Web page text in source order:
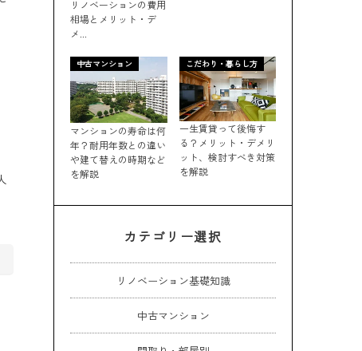
リノベーションの費用
相場とメリット・デ
メ...
中古マンション
マンションの寿命は何
年？耐用年数との違い
や建て替えの時期など
を解説
こだわり・暮らし方
一生賃貸って後悔す
る？メリット・デメリ
ット、検討すべき対策
を解説
カテゴリー選択
リノベーション基礎知識
中古マンション